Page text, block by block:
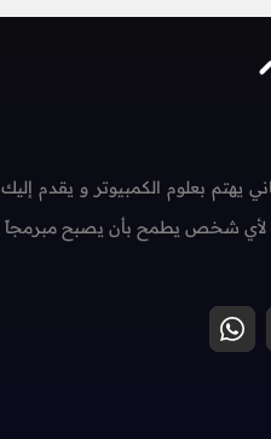
يهتم بعلوم الكمبيوتر و يقدم
شخص يطمح بأن يصبح مبرمجاً